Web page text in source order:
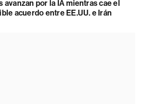
avanzan por la IA mientras cae el
acuerdo entre EE.UU. e Irán